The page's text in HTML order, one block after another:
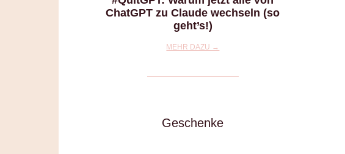
ChatGPT zu Claude wechseln (so
geht’s!)
MEHR DAZU →
Geschenke